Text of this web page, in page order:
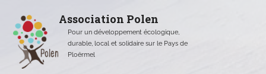
contenu
Association Polen
Pour un développement écologique,
durable, local et solidaire sur le Pays de
Ploërmel